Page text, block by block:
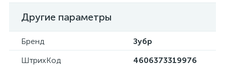
Другие параметры
Бренд
Зубр
ШтрихКод
4606373319976